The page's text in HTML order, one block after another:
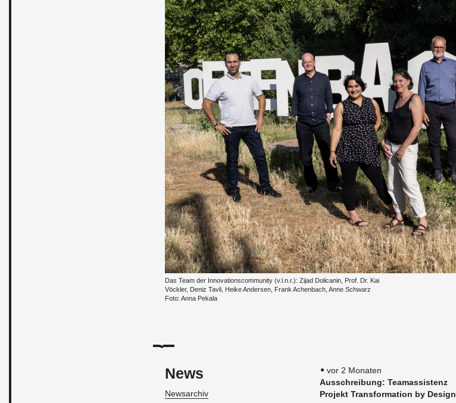
Das Team der In­no­va­ti­ons­com­mu­ni­ty (v.l.n.r.): Zijad Do­li­ca­nin, Prof. Dr. Kai
Vöck­ler, Deniz Tavli, Heike An­der­sen, Frank Achen­bach, Anne Schwarz
Foto: Anna Peka­la
News
Newsarchiv
vor 2 Monaten
Aus­schrei­bung: Tea­m­as­sis­tenz
Pro­jekt Trans­for­ma­ti­on by De­sign